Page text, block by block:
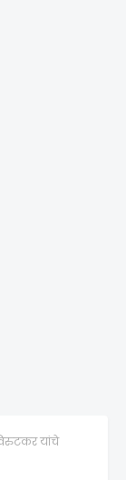
यांचे